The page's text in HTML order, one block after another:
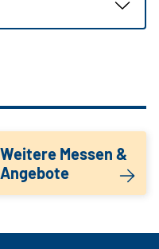
Weitere Messen &
Angebote